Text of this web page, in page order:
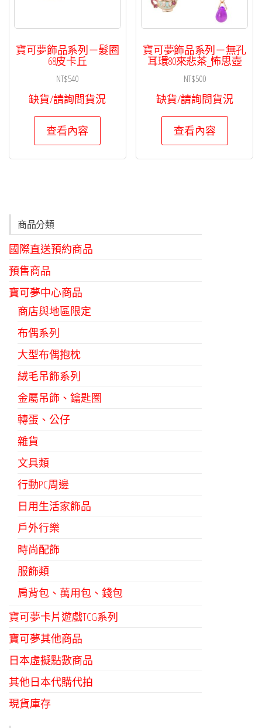
寶可夢飾品系列－髮圈
68皮卡丘
NT$540
缺貨/請詢問貨況
查看內容
寶可夢飾品系列－無孔
耳環80來悲茶_怖思壺
NT$500
缺貨/請詢問貨況
查看內容
商品分類
國際直送預約商品
預售商品
寶可夢中心商品
商店與地區限定
布偶系列
大型布偶抱枕
絨毛吊飾系列
金屬吊飾、鑰匙圈
轉蛋、公仔
雜貨
文具類
行動PC周邊
日用生活家飾品
戶外行樂
時尚配飾
服飾類
肩背包、萬用包、錢包
寶可夢卡片遊戲TCG系列
寶可夢其他商品
日本虛擬點數商品
其他日本代購代拍
現貨庫存